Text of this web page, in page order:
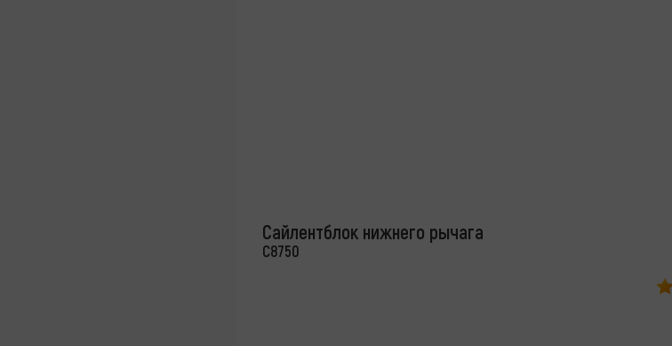
Сайлентблок нижнего рычага
C8750